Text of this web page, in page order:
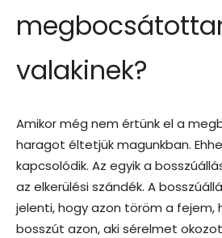
valakinek?
Amikor még nem értünk el a
haragot éltetjük magunkban.
kapcsolódik. Az egyik a
az elkerülési szándék. A
jelenti, hogy azon töröm a fejem,
bosszút azon, aki sérelmet